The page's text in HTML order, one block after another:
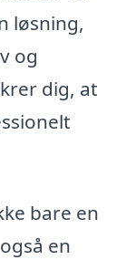
løsning,
og
dig, at
bare en
en